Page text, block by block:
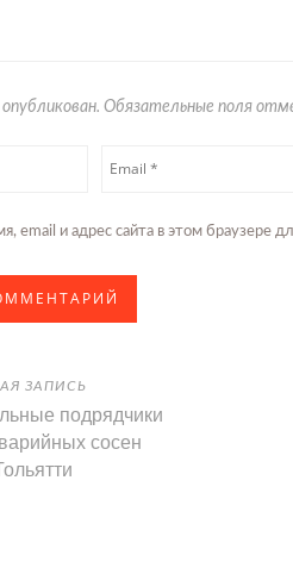
Обязательные поля
email и адрес сайта в этом браузере
ЗАПИСЬ
подрядчики
сосен